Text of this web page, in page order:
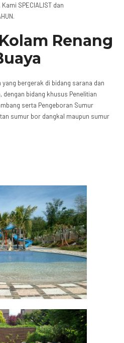
. Kami SPECIALIST dan
Renang
bergerak di bidang sarana dan
bidang khusus Penelitian
serta Pengeboran Sumur
sumur bor dangkal maupun sumur